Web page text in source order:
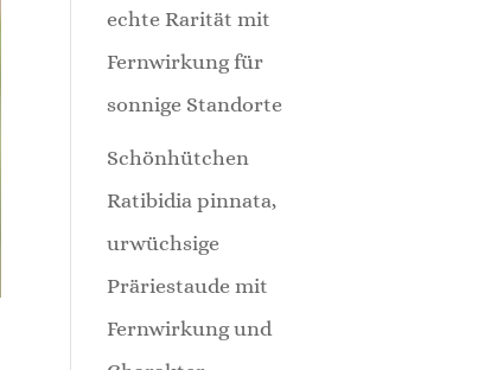
echte Rarität mit
Fernwirkung für
sonnige Standorte
Schönhütchen
Ratibidia pinnata,
urwüchsige
Präriestaude mit
Fernwirkung und